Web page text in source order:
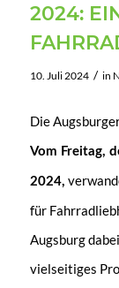
2024:
10. Juli 2024 / in
Die
Vom Freitag,
2024,
für
Augsburg
vielseitiges